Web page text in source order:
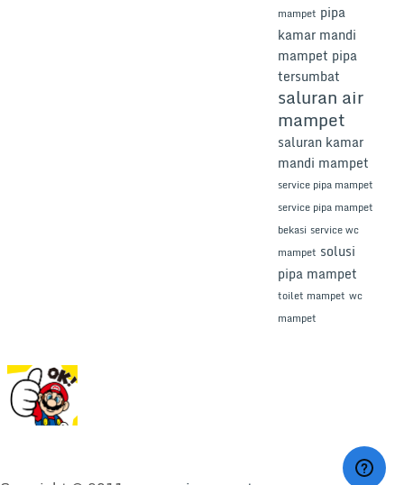
mampet pipa
kamar mandi
mampet pipa
tersumbat
saluran air
mampet
saluran kamar
mandi mampet
service pipa mampet
service pipa mampet
bekasi service wc
mampet solusi
pipa mampet
toilet mampet wc
mampet